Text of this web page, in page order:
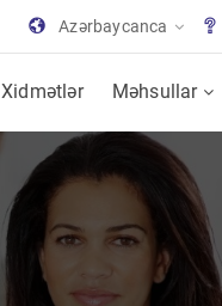
Azərbaycanca
Xidmətlər Məhsullar